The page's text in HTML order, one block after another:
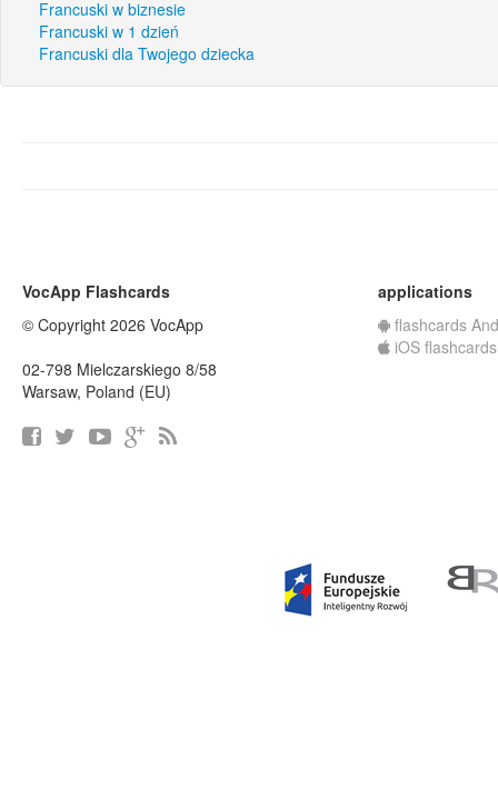
Francuski w biznesie
Francuski w 1 dzień
Francuski dla Twojego dziecka
VocApp Flashcards
© Copyright 2026 VocApp
02-798 Mielczarskiego 8/58
Warsaw, Poland (EU)
applications
flashcards
iOS flashcards